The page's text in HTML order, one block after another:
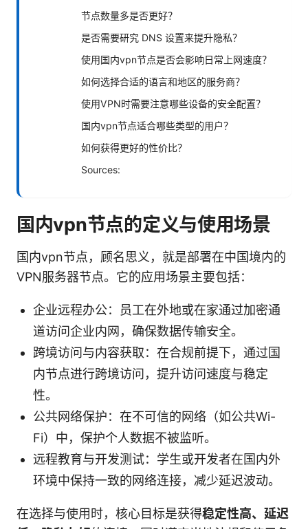
节点数量多是否更好？
是否需要研究 DNS 设置来提升隐私？
使用国内vpn节点是否会影响日常上网速度？
如何选择合适的语言和地区的服务商？
使用VPN时需要注意哪些设备的安全配置？
国内vpn节点适合哪些类型的用户？
如何获得更好的性价比？
Sources:
国内vpn节点的定义与使用场景
国内vpn节点，顾名思义，就是部署在中国境内的
VPN服务器节点。它的应用场景主要包括：
企业远程办公：员工在外地或在家通过加密通
道访问企业内网，确保数据传输安全。
跨境访问与内容获取：在合规前提下，通过国
内节点进行跨境访问，提升访问速度与稳定
性。
公共网络保护：在不可信的网络（如公共Wi-
Fi）中，保护个人数据不被监听。
远程教育与开发测试：学生或开发者在国内外
环境中保持一致的网络连接，减少延迟波动。
在选择与使用时，核心目标是获得稳定性高、延迟